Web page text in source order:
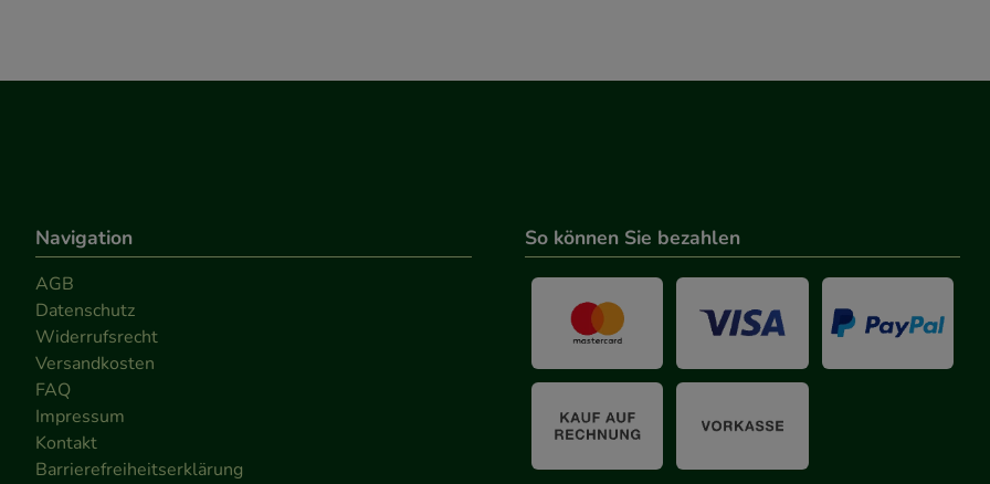
Navigation
AGB
Datenschutz
Widerrufsrecht
Versandkosten
FAQ
Impressum
Kontakt
Barrierefreiheitserklärung
So können Sie bezahlen